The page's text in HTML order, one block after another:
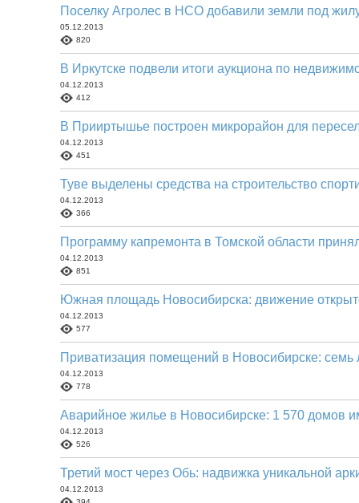
Поселку Агролес в НСО добавили земли под
05.12.2013
820
В Иркутске подвели итоги аукциона по
04.12.2013
412
В Прииртышье построен микрорайон для
04.12.2013
451
Туве выделены средства на строительство
04.12.2013
366
Программу капремонта в Томской области
04.12.2013
851
Южная площадь Новосибирска: движение
04.12.2013
577
Приватизация помещений в Новосибирске: семь
04.12.2013
778
Аварийное жилье в Новосибирске: 1 570 домов
04.12.2013
526
Третий мост через Обь: надвижка уникальной
04.12.2013